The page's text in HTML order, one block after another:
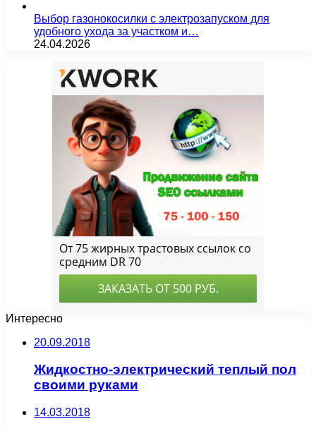
Выбор газонокосилки с электрозапуском для
удобного ухода за участком и…
24.04.2026
Интересно
20.09.2018
Жидкостно-электрический теплый пол
своими руками
14.03.2018